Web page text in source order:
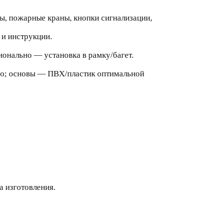
пожарные краны, кнопки сигнализации,
инструкции.
— установка в рамку/багет.
основы — ПВХ/пластик оптимальной